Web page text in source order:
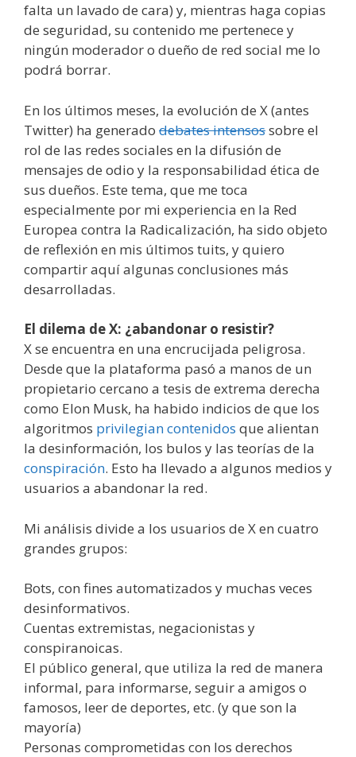
falta un lavado de cara) y, mientras haga copias
de seguridad, su contenido me pertenece y
ningún moderador o dueño de red social me lo
podrá borrar.
En los últimos meses, la evolución de X (antes
Twitter) ha generado debates intensossobre el
rol de las redes sociales en la difusión de
mensajes de odio y la responsabilidad ética de
sus dueños. Este tema, que me toca
especialmente por mi experiencia en la Red
Europea contra la Radicalización, ha sido objeto
de reflexión en mis últimos tuits, y quiero
compartir aquí algunas conclusiones más
desarrolladas.
El dilema de X: ¿abandonar o resistir?
X se encuentra en una encrucijada peligrosa.
Desde que la plataforma pasó a manos de un
propietario cercano a tesis de extrema derecha
como Elon Musk, ha habido indicios de que los
algoritmos privilegian contenidos que alientan
la desinformación, los bulos y las teorías de la
conspiración. Esto ha llevado a algunos medios y
usuarios a abandonar la red.
Mi análisis divide a los usuarios de X en cuatro
grandes grupos:
Bots, con fines automatizados y muchas veces
desinformativos.
Cuentas extremistas, negacionistas y
conspiranoicas.
El público general, que utiliza la red de manera
informal, para informarse, seguir a amigos o
famosos, leer de deportes, etc. (y que son la
mayoría)
Personas comprometidas con los derechos